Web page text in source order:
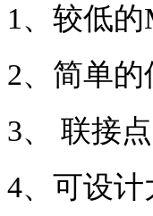
1、较低
2、简单
3、 联接
4、可设